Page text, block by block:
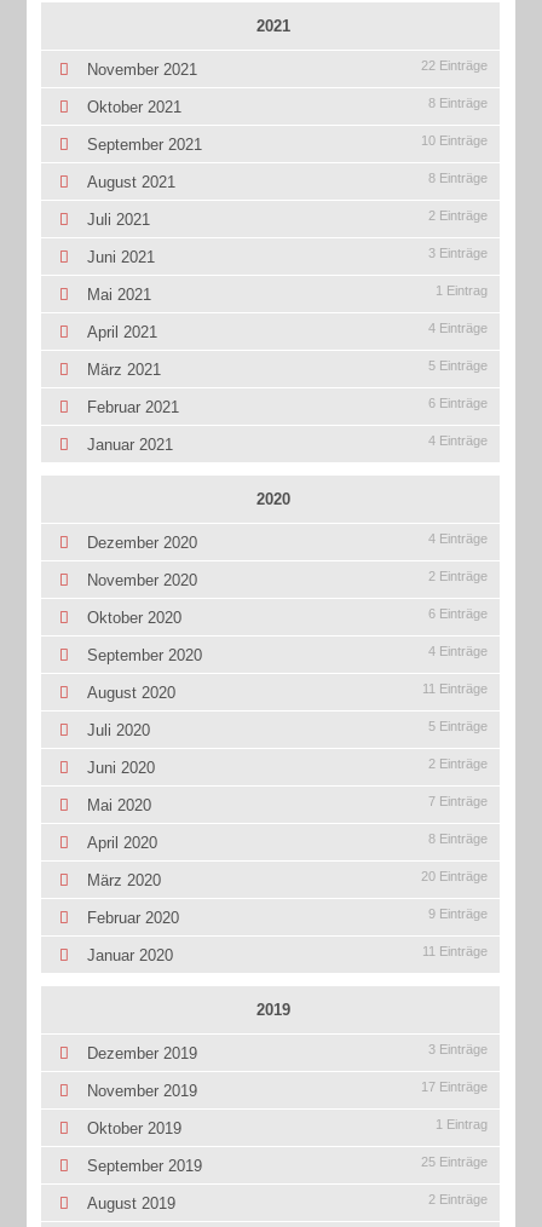
2021
November 2021 22 Einträge
Oktober 2021 8 Einträge
September 2021 10 Einträge
August 2021 8 Einträge
Juli 2021 2 Einträge
Juni 2021 3 Einträge
Mai 2021 1 Eintrag
April 2021 4 Einträge
März 2021 5 Einträge
Februar 2021 6 Einträge
Januar 2021 4 Einträge
2020
Dezember 2020 4 Einträge
November 2020 2 Einträge
Oktober 2020 6 Einträge
September 2020 4 Einträge
August 2020 11 Einträge
Juli 2020 5 Einträge
Juni 2020 2 Einträge
Mai 2020 7 Einträge
April 2020 8 Einträge
März 2020 20 Einträge
Februar 2020 9 Einträge
Januar 2020 11 Einträge
2019
Dezember 2019 3 Einträge
November 2019 17 Einträge
Oktober 2019 1 Eintrag
September 2019 25 Einträge
August 2019 2 Einträge